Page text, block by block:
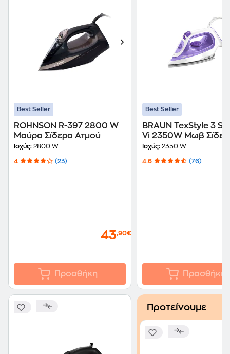
Best Seller
ROHNSON R-397 2800 W
Μαύρο Σίδερο Ατμού
Ισχύς: 2800 W
4 (23)
43,90€
Προσθήκη
Best Seller
BRAUN TexStyle 3 SI
Vi 2350W Μωβ
Ατμού
Ισχύς: 2350 W
4.6 (76)
Προσθήκη
Προτείνουμε